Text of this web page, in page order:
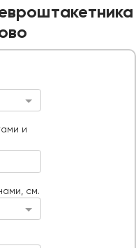
и
см.
забора, м.
м.
Тип ворот